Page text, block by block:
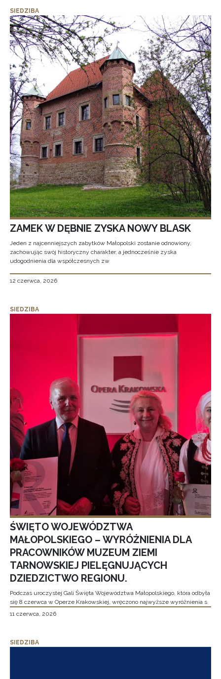
SIEDZIBA
ZAMEK W DĘBNIE ZYSKA NOWY BLASK
Jeden z najcenniejszych zabytków Małopolski zostanie odnowiony,
zachowując swój historyczny charakter, a jednocześnie zyska
udogodnienia dla współczesnych zw
12 czerwca, 2026
SIEDZIBA
ŚWIĘTO WOJEWÓDZTWA
MAŁOPOLSKIEGO – WYRÓŻNIENIA DLA
PRACOWNIKÓW MUZEUM ZIEMI
TARNOWSKIEJ PIELĘGNUJĄCYCH
DZIEDZICTWO REGIONU.
Podczas uroczystej Gali Święta Województwa Małopolskiego, która odbyła
się 8 czerwca w Operze Krakowskiej, wręczono najwyższe wyróżnienia s
11 czerwca, 2026
SIEDZIBA